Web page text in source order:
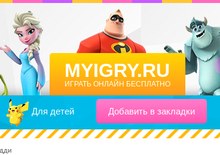
MYIGRY.RU
ИГРАТЬ ОНЛАЙН БЕСПЛАТНО
Для детей Добавить в закладки